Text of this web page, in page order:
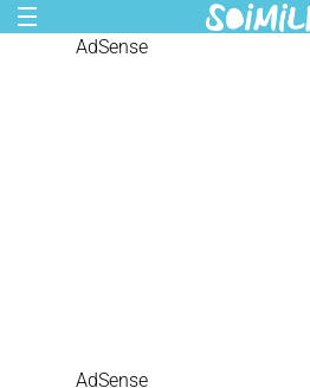
AdSense
AdSense